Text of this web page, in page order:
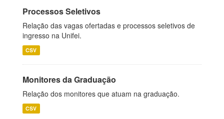
Processos Seletivos
Relação das vagas ofertadas e processos seletivos de
ingresso na Unifei.
CSV
Monitores da Graduação
Relação dos monitores que atuam na graduação.
CSV